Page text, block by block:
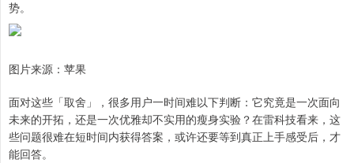
势。
图片来源：苹果
面对这些「取舍」，很多用户一时间难以下判断：它究竟是一次面向
未来的开拓，还是一次优雅却不实用的瘦身实验？在雷科技看来，这
些问题很难在短时间内获得答案，或许还要等到真正上手感受后，才
能回答。